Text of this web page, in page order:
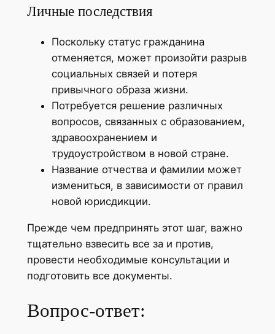
Личные последствия
Поскольку статус гражданина
отменяется, может произойти разрыв
социальных связей и потеря
привычного образа жизни.
Потребуется решение различных
вопросов, связанных с образованием,
здравоохранением и
трудоустройством в новой стране.
Название отчества и фамилии может
измениться, в зависимости от правил
новой юрисдикции.
Прежде чем предпринять этот шаг, важно
тщательно взвесить все за и против,
провести необходимые консультации и
подготовить все документы.
Вопрос-ответ: